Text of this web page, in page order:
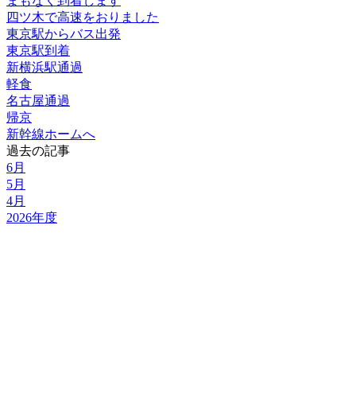
四ツ木で高速をおりました
東京駅からバス出発
東京駅到着
新横浜駅通過
軽食
名古屋通過
帰京
新幹線ホームへ
過去の記事
6月
5月
4月
2026年度